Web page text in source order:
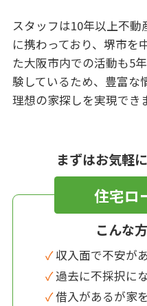
スタッフは10年以上不動
に携わっており、堺市を
た大阪市内での活動も5
験しているため、豊富な
理想の家探しを実現でき
まずはお気軽
住宅ロ
こんな
✓ 収入面で不安が
✓ 過去に不採択に
✓ 借入があるが家